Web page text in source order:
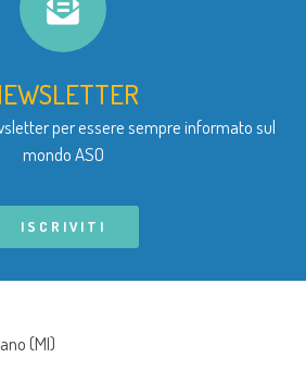
per essere sempre informato sul
mondo ASO
ISCRIVITI
(MI)